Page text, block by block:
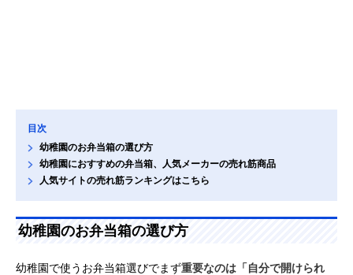
目次
幼稚園のお弁当箱の選び方
幼稚園におすすめの弁当箱、人気メーカーの売れ筋商品
人気サイトの売れ筋ランキングはこちら
幼稚園のお弁当箱の選び方
幼稚園で使うお弁当箱選びでまず重要なのは「自分で開けられ